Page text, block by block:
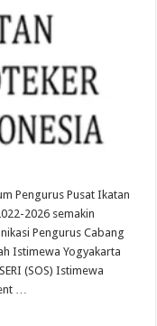
Pengurus Pusat Ikatan
2026 semakin
Pengurus Cabang
Istimewa Yogyakarta
(SOS) Istimewa
…